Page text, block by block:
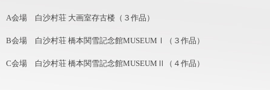
A会場 白沙村荘 大画室存古楼（３作品）
B会場 白沙村荘 橋本関雪記念館MUSEUMⅠ（３作品）
C会場 白沙村荘 橋本関雪記念館MUSEUMⅡ（４作品）